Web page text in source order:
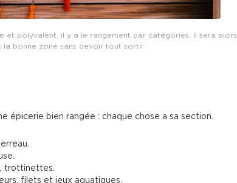
et polyvalent, il y a le rangement par catégories. Il sera alors
la bonne zone sans devoir tout sortir.
épicerie bien rangée : chaque chose a sa section.
trottinettes.
filets et jeux aquatiques.